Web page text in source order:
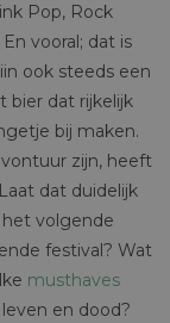
Pop, Rock
vooral; dat is
ook steeds een
bier dat rijkelijk
bij maken.
zijn, heeft
dat duidelijk
volgende
festival? Wat
musthaves
en dood?